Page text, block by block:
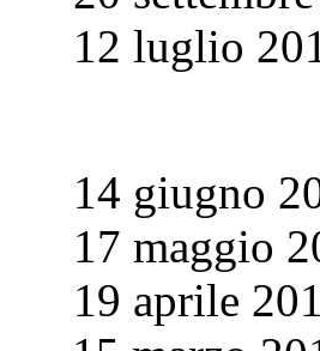
12 luglio
14 giugno
17 maggio
19 aprile